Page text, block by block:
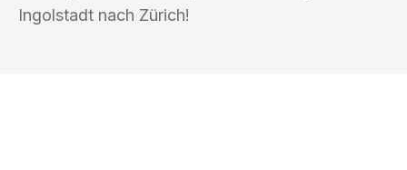
Ingolstadt nach Zürich!